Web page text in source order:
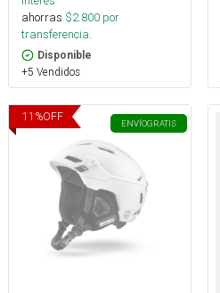
ahorras $2.800 por
transferencia.
Disponible
+5 Vendidos
11 %OFF
ENVÍOGRATIS